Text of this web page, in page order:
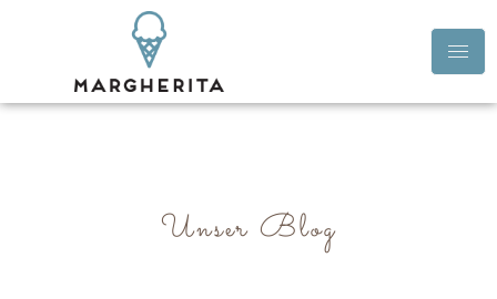
Unser Blog